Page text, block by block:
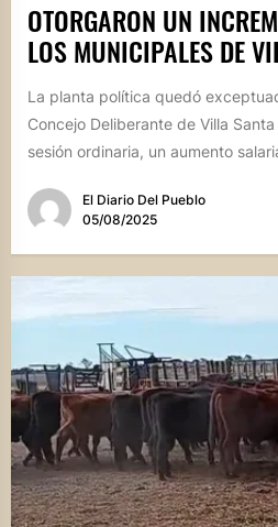
OTORGARON UN
LOS MUNICIPALES DE
La planta política quedó
Concejo Deliberante de Villa
sesión ordinaria, un aumento
El Diario Del Pueblo
05/08/2025